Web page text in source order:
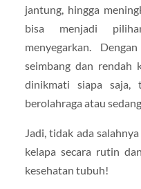
jantung, hingga
bisa menjadi
menyegarkan.
seimbang dan rendah
dinikmati siapa saja,
berolahraga atau
Jadi, tidak ada
kelapa secara rutin
kesehatan tubuh!